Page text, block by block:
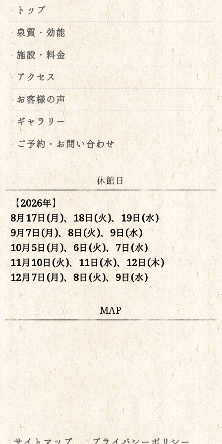
トップ
泉質・効能
施設・料金
アクセス
お客様の声
ギャラリー
ご予約・お問い合わせ
休館日
【2026年】
8月17日(月)、18日(火)、19日(水)
9月7日(月)、8日(火)、9日(水)
10月5日(月)、6日(火)、7日(水)
11月10日(火)、11日(水)、12日(木)
12月7日(月)、8日(火)、9日(水)
MAP